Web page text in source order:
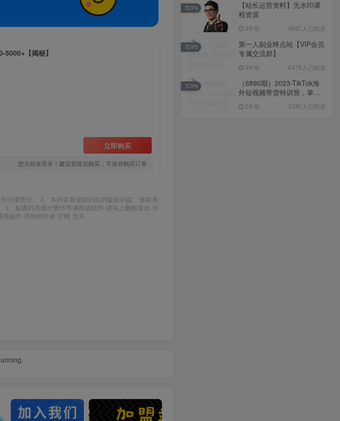
5000+【揭秘】
立即购买
您当前未登录！建议登陆后购买，可保存购买订单
法律责任。 3、本内容若侵犯到你的版权利益，请联系
5、如遇到充值付费环节课程或软件 请马上删除退出 涉
操作 否则和作者 官网 无关
【站长运营资料】无水印课
程资源
3年前 6637人已阅读
TOP4
第一人副业终点站【VIP会员
专属交流群】
3年前 6478人已阅读
TOP5
（6890期）2023-TikTok海
外短视频带货特训营，掌握
（60节课）
2年前 3380人已阅读
TOP6